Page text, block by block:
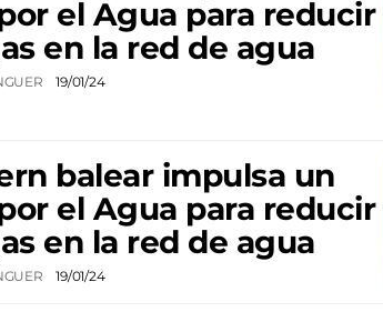
el Agua para reducir
en la red de agua
19/01/24
balear impulsa un
el Agua para reducir
en la red de agua
19/01/24